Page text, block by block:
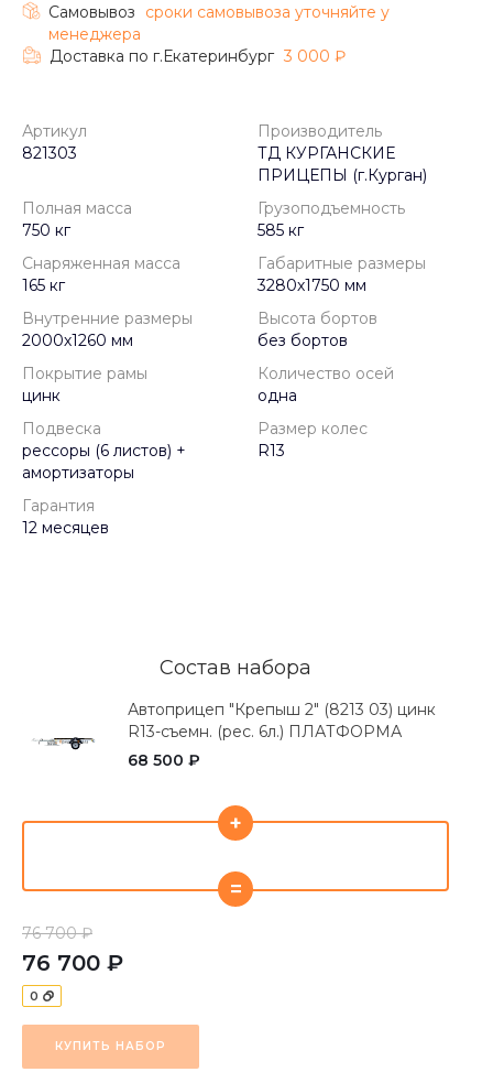
Самовывоз
cроки самовывоза уточняйте у
менеджера
Доставка по г.Екатеринбург 3 000 ₽
Артикул
821303
Производитель
ТД КУРГАНСКИЕ
ПРИЦЕПЫ (г.Курган)
Полная масса
750 кг
Грузоподъемность
585 кг
Снаряженная масса
165 кг
Габаритные размеры
3280х1750 мм
Внутренние размеры
2000х1260 мм
Высота бортов
без бортов
Покрытие рамы
цинк
Количество осей
одна
Подвеска
рессоры (6 листов) +
амортизаторы
Размер колес
R13
Гарантия
12 месяцев
Состав набора
Автоприцеп "Крепыш 2" (8213 03) цинк
R13-съемн. (рес. 6л.) ПЛАТФОРМА
68 500 ₽
+
=
76 700 ₽
76 700 ₽
0
КУПИТЬ НАБОР